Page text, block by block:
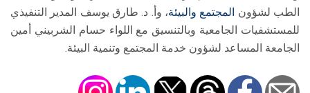
الطب لشؤون المجتمع والبيئة، وأ. د. طارق يوسف المدير التنفيذي
للمستشفيات الجامعية وبالتنسيق مع اللواء حسام الشربيني أمين
الجامعة المساعد لشؤون خدمة المجتمع وتنمية البيئة.